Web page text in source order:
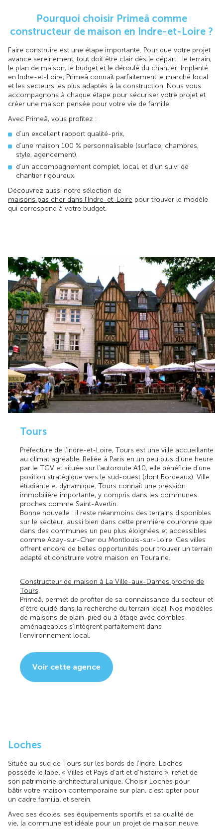
Pourquoi choisir Primeâ comme
constructeur de maison en Indre-et-Loire ?
Faire construire est une étape importante. Pour que votre projet
avance sereinement, tout doit être clair dès le départ : le terrain,
le plan de maison, le budget et le déroulé du chantier. Implanté
en Indre-et-Loire, Primeâ connaît parfaitement le marché local
et les secteurs les plus adaptés à la construction. Nous vous
accompagnons à chaque étape pour sécuriser votre projet et
créer une maison pensée pour votre vie de famille.
Avec Primeâ, vous profitez :
d’un excellent rapport qualité-prix,
d’une maison 100 % personnalisable (surface, chambres,
style, agencement),
d’un accompagnement complet, local, et d’un suivi de
chantier rigoureux.
Découvrez aussi notre sélection de
maisons pas cher dans l'Indre-et-Loire pour trouver le modèle
qui correspond à votre budget.
Tours
Préfecture de l’Indre-et-Loire, Tours est une ville accueillante
au climat agréable. Reliée à Paris en un peu plus d’une heure
par le TGV et située sur l’autoroute A10, elle bénéficie d’une
position stratégique vers le sud-ouest (dont Bordeaux). Ville
étudiante et dynamique, Tours connaît une pression
immobilière importante, y compris dans les communes
proches comme Saint-Avertin.
Bonne nouvelle : il reste néanmoins des terrains disponibles
sur le secteur, aussi bien dans cette première couronne que
dans des communes un peu plus éloignées et accessibles
comme Azay-sur-Cher ou Montlouis-sur-Loire. Ces villes
offrent encore de belles opportunités pour trouver un terrain
adapté et construire votre maison en Touraine.
Constructeur de maison à La Ville-aux-Dames proche de
Tours,
Primeâ, permet de profiter de sa connaissance du secteur et
d’être guidé dans la recherche du terrain idéal. Nos modèles
de maisons de plain-pied ou à étage avec combles
aménageables s’intègrent parfaitement dans
l’environnement local.
Voir cette agence
Loches
Située au sud de Tours sur les bords de l’Indre, Loches
possède le label « Villes et Pays d’art et d’histoire », reflet de
son patrimoine architectural unique. Choisir Loches pour
bâtir votre maison contemporaine sur plan, c’est opter pour
un cadre familial et serein.
Avec ses écoles, ses équipements sportifs et sa qualité de
vie, la commune est idéale pour un projet de maison neuve.